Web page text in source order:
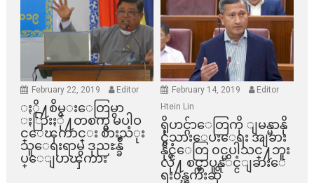
February 22, 2019 Editor
ႏို႔စိမ္းေတြမွာ
ႏြားႏို႔တစက္မွ မပါဝ
င္ေၾကာင္း စားသံုး
သူေရးရာမွ ဒုညႊန္ခ်ဳ
ပ္ေျပာၾကား
February 14, 2019
Editor
Htein Lin
ရိုဟင္ဂ်ာေတြကို ျမန္မာနို
င္ငံသားေပးေရး အျခား
နိုင္ငံေတြ ၀င္မပါသင္႔ဘူး
လို႔ စင္ကာပူနုိင္ငံျခားေ
ရး၀န္ၾကီးဆို